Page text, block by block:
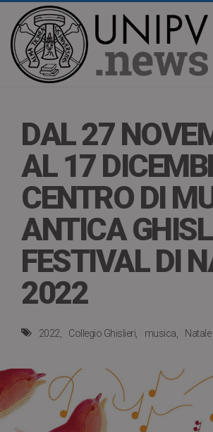
DAL 27
AL 17
CENTRO DI
ANTICA
FESTIVAL DI
2022
2022 Collegio Ghislieri musica Natale